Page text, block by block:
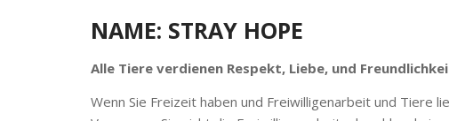
NAME: STRAY HOPE
Alle Tiere verdienen Respekt, Liebe, und
Wenn Sie Freizeit haben und Freiwilligenarbeit und Tiere